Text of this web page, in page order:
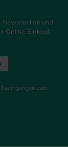
Newsmail an und
Online-Einkauf.
zum